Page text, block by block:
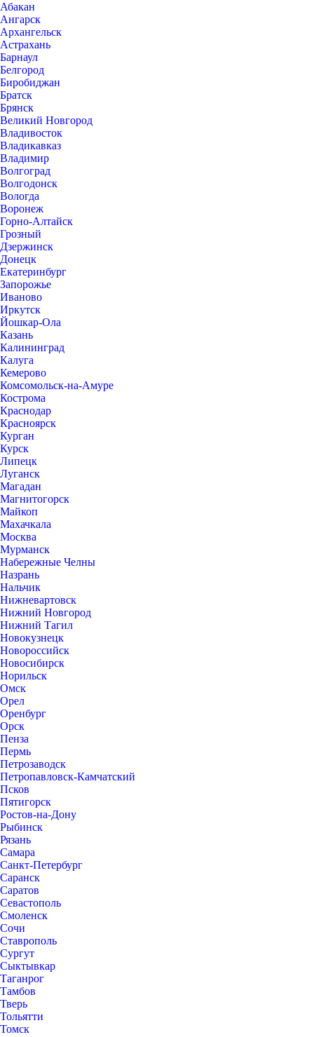
Абакан
Ангарск
Архангельск
Астрахань
Барнаул
Белгород
Биробиджан
Братск
Брянск
Великий Новгород
Владивосток
Владикавказ
Владимир
Волгоград
Волгодонск
Вологда
Воронеж
Горно-Алтайск
Грозный
Дзержинск
Донецк
Екатеринбург
Запорожье
Иваново
Иркутск
Йошкар-Ола
Казань
Калининград
Калуга
Кемерово
Комсомольск-на-Амуре
Кострома
Краснодар
Красноярск
Курган
Курск
Липецк
Луганск
Магадан
Магнитогорск
Майкоп
Махачкала
Москва
Мурманск
Набережные Челны
Назрань
Нальчик
Нижневартовск
Нижний Новгород
Нижний Тагил
Новокузнецк
Новороссийск
Новосибирск
Норильск
Омск
Орел
Оренбург
Орск
Пенза
Пермь
Петрозаводск
Петропавловск-Камчатский
Псков
Пятигорск
Ростов-на-Дону
Рыбинск
Рязань
Самара
Санкт-Петербург
Саранск
Саратов
Севастополь
Смоленск
Сочи
Ставрополь
Сургут
Сыктывкар
Таганрог
Тамбов
Тверь
Тольятти
Томск